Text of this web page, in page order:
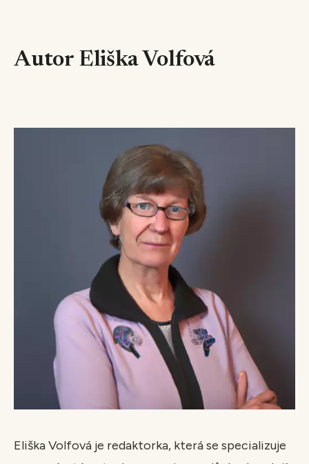
Autor Eliška Volfová
Eliška Volfová je redaktorka, která se specializuje